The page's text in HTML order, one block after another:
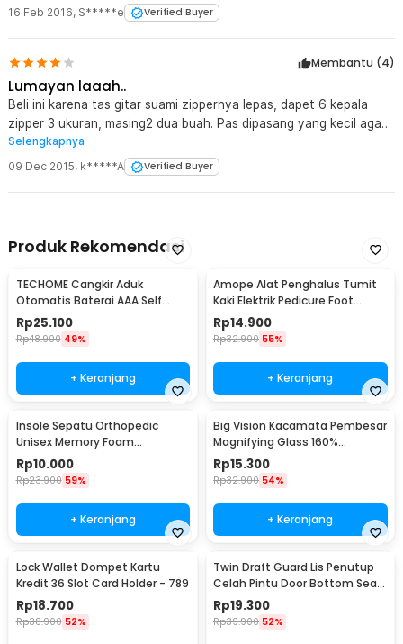
16 Feb 2016, S*****e Verified Buyer
Membantu (4)
Lumayan laaah..
Beli ini karena tas gitar suami zippernya lepas, dapet 6 kepala
zipper 3 ukuran, masing2 dua buah. Pas dipasang yang kecil agak
susah, ternyata kudu pake ukuran besar.. pake ukuran besar bisa
tapi agak kendor, zippernya bisa ditutup tapi kadang renggang,
kudu hati2 nutupnya. Lumayanlah.. daripada ganti zipper segitu
Selengkapnya
09 Dec 2015, k*****A Verified Buyer
Produk Rekomendasi
TECHOME Cangkir Aduk
Otomatis Baterai AAA Self
Stirring Mug 400ml - YD-001
Rp25.100
Rp48.900 49%
+ Keranjang
Amope Alat Penghalus Tumit
Kaki Elektrik Pedicure Foot
Grinder - W404
Rp14.900
Rp32.900 55%
+ Keranjang
Insole Sepatu Orthopedic
Unisex Memory Foam
30x9.5cm - L3
Rp10.000
Rp23.900 59%
+ Keranjang
Big Vision Kacamata Pembesar
Magnifying Glass 160%
Magnification - TVP
Rp15.300
Rp32.900 54%
+ Keranjang
Lock Wallet Dompet Kartu
Kredit 36 Slot Card Holder - 789
Rp18.700
Rp38.900 52%
Twin Draft Guard Lis Penutup
Celah Pintu Door Bottom Seal
82cm
Rp19.300
Rp39.900 52%